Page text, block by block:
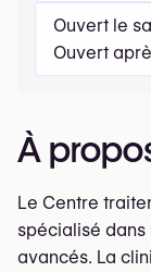
Ouvert le
Ouvert
À
Le Centre
spécialisé
avancés. La